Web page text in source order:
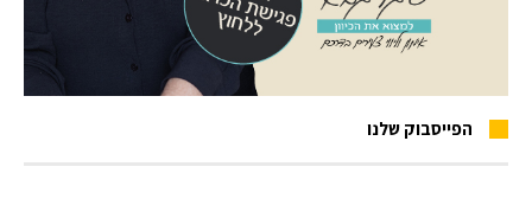
הפייסבוק שלנו